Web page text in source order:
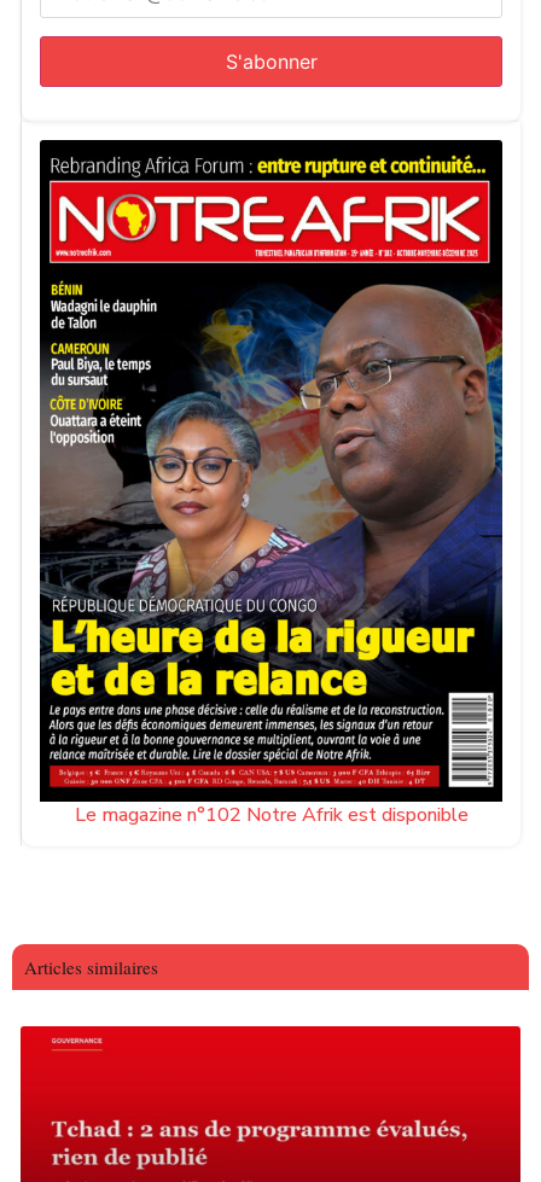
Le magazine n°102 Notre Afrik est disponible
Articles similaires